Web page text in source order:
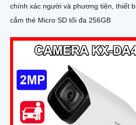
chính xác người và phương tiện, thiết
cắm thẻ Micro SD tối đa 256GB